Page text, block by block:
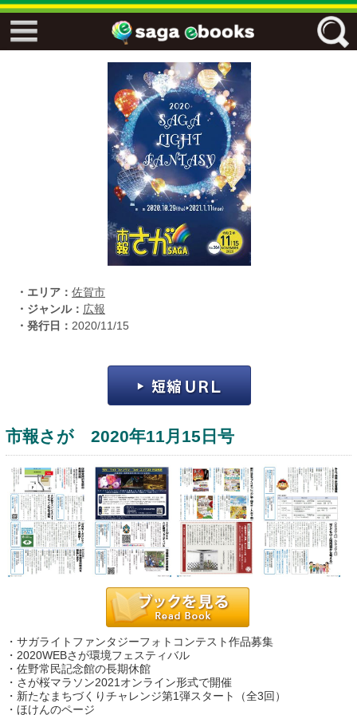
フリーワード
ジャンル
エリア
・エリア： 佐賀市
・ジャンル： 広報
・発行日： 2020/11/15
市報さが 2020年11月15日号
・サガライトファンタジーフォトコンテスト作品募集
・2020WEBさが環境フェスティバル
・佐野常民記念館の長期休館
・さが桜マラソン2021オンライン形式で開催
・新たなまちづくりチャレンジ第1弾スタート（全3回）
・ほけんのページ
↓↓ ebooks専用本棚 ↓↓
運営：福博印刷
saga ebooksとは
よくある質問
サイトマップ
お問い合わせ